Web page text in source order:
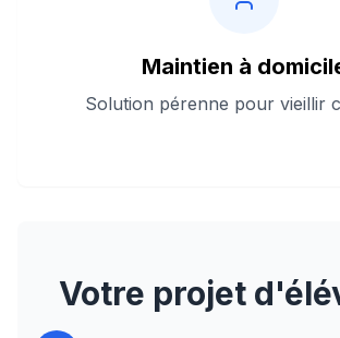
Maintien à
Solution pérenne pour vieillir
Votre projet